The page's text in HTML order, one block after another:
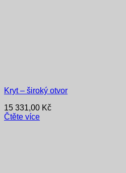
Kryt – široký otvor
15 331,00 Kč
Čtěte více